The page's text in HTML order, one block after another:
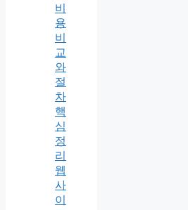
비
용
비
교
와
절
차
핵
심
정
리
웹
사
이